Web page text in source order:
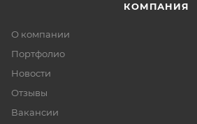
КОМПАНИЯ
О компании
Портфолио
Новости
Отзывы
Вакансии